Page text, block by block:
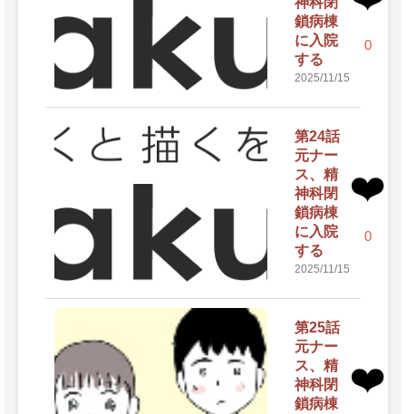
鎖病棟
に入院
する
2025/11/15
0
第24話
元ナー
ス、精
神科閉
鎖病棟
に入院
する
2025/11/15
❤️
0
第25話
元ナー
ス、精
神科閉
鎖病棟
❤️